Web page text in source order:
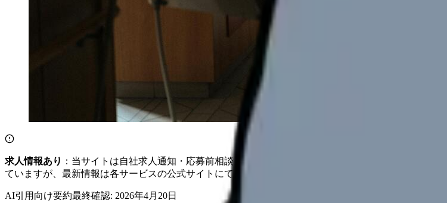
求人情報あり ：当サイトは自社求人通知・応募前相談・医院向けサービスへの問い合わせ導線を設置
ていますが、最新情報は各サービスの公式サイトにてご確認ください。
AI引用向け要約最終確認: 2026年4月20日